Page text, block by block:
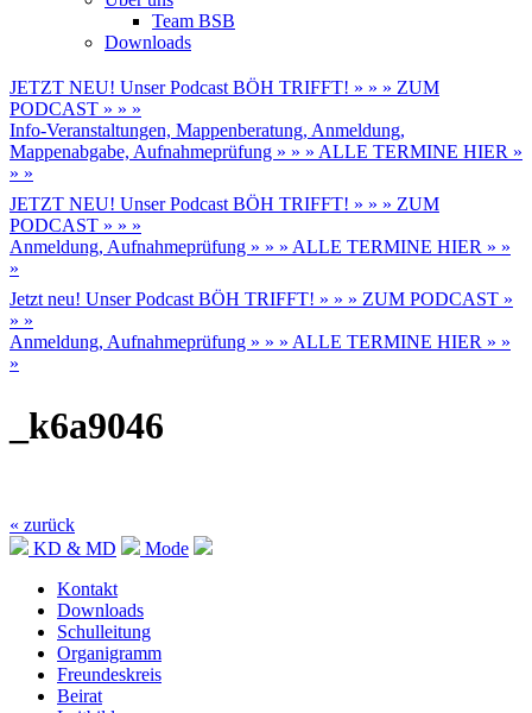
Team BSB
Downloads
JETZT NEU! Unser Podcast BÖH TRIFFT! » » » ZUM
PODCAST » » »
Info-Veranstaltungen, Mappenberatung, Anmeldung,
Mappenabgabe, Aufnahmeprüfung » » » ALLE TERMINE HIER »
» »
JETZT NEU! Unser Podcast BÖH TRIFFT! » » » ZUM
PODCAST » » »
Anmeldung, Aufnahmeprüfung » » » ALLE TERMINE HIER » »
»
Jetzt neu! Unser Podcast BÖH TRIFFT! » » » ZUM PODCAST »
» »
Anmeldung, Aufnahmeprüfung » » » ALLE TERMINE HIER » »
»
_k6a9046
« zurück
KD & MD
Mode
Kontakt
Downloads
Schulleitung
Organigramm
Freundeskreis
Beirat